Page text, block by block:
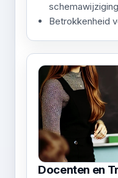
Betrokkenheid
Docenten en